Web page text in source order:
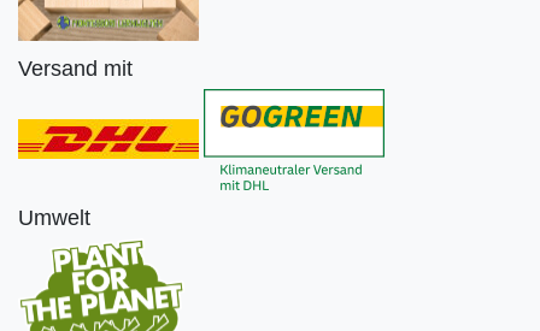
Versand mit
Umwelt